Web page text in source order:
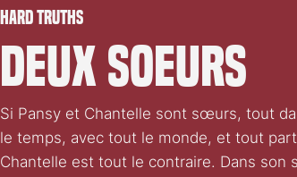
Hard Truths
Deux soeurs
Si Pansy et Chantelle sont sœurs, tout
le temps, avec tout le monde, et tout
Chantelle est tout le contraire. Dans